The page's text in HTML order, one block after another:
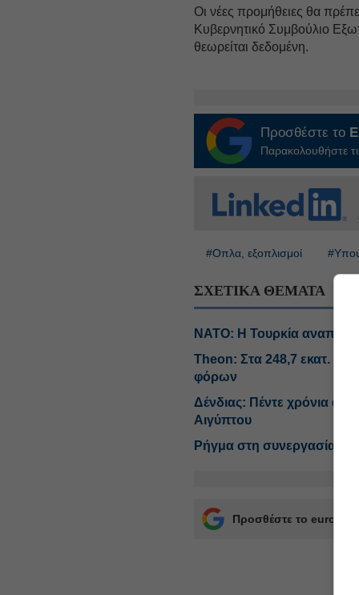
Οι νέες προμήθειες θα
Κυβερνητικό Συμβούλιο
θεωρείται δεδομένη.
Προσθέστε το
Παρακολουθήστε
#Οπλα, εξοπλισμοί
ΣΧΕΤΙΚΑ ΘΕΜΑΤΑ
ΝΑΤΟ: Η Τουρκία
Theon: Στα 248,7 εκατ. ο
φόρων
Δένδιας: Πέντε χρόνια
Αιγύπτου
Ρήγμα στη συνεργασία
Προσθέστε το